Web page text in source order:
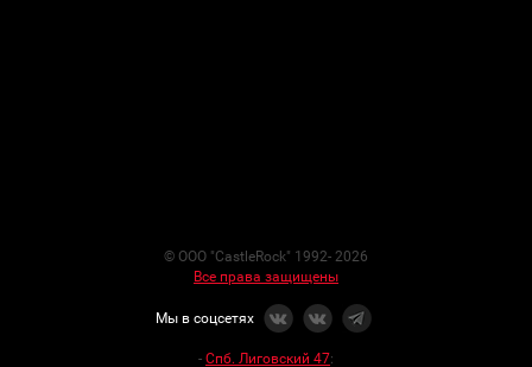
© ООО "CastleRock" 1992- 2026
Все права защищены
Мы в соцсетях
- Спб. Лиговский 47: